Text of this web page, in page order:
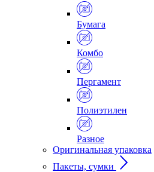
Бумага
Комбо
Пергамент
Полиэтилен
Разное
Оригинальная упаковка
Пакеты, сумки